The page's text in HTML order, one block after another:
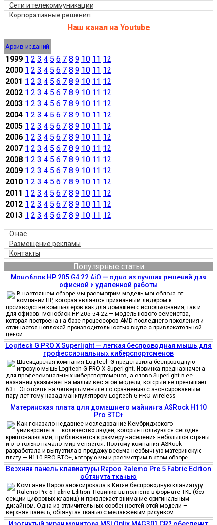
Сети и телекоммуникации
Корпоративные решения
Наш канал на Youtube
Архив изданий
1999 1 2 3 4 5 6 7 8 9 10 11 12
2000 1 2 3 4 5 6 7 8 9 10 11 12
2001 1 2 3 4 5 6 7 8 9 10 11 12
2002 1 2 3 4 5 6 7 8 9 10 11 12
2003 1 2 3 4 5 6 7 8 9 10 11 12
2004 1 2 3 4 5 6 7 8 9 10 11 12
2005 1 2 3 4 5 6 7 8 9 10 11 12
2006 1 2 3 4 5 6 7 8 9 10 11 12
2007 1 2 3 4 5 6 7 8 9 10 11 12
2008 1 2 3 4 5 6 7 8 9 10 11 12
2009 1 2 3 4 5 6 7 8 9 10 11 12
2010 1 2 3 4 5 6 7 8 9 10 11 12
2011 1 2 3 4 5 6 7 8 9 10 11 12
2012 1 2 3 4 5 6 7 8 9 10 11 12
2013 1 2 3 4 5 6 7 8 9 10 11 12
О нас
Размещение рекламы
Контакты
Популярные статьи
Моноблок HP 205 G4 22 AiO — одно из лучших решений для
офисной и удаленной работы
В настоящем обзоре мы рассмотрим модель моноблока от
компании HP, которая является признанным лидером в
производстве компьютеров как для домашнего использования, так и
для офисов. Моноблок HP 205 G4 22 — модель нового семейства,
которая построена на базе процессоров AMD последнего поколения и
отличается неплохой производительностью вкупе с привлекательной
ценой
Logitech G PRO X Superlight — легкая беспроводная мышь для
профессиональных киберспортсменов
Швейцарская компания Logitech G представила беспроводную
игровую мышь Logitech G PRO X Superlight. Новинка предназначена
для профессиональных киберспортсменов, а слово Superlight в ее
названии указывает на малый вес этой модели, который не превышает
63 г. Это почти на четверть меньше по сравнению с анонсированным
пару лет тому назад манипулятором Logitech G PRO Wireless
Материнская плата для домашнего майнинга ASRock H110
Pro BTC+
Как показало недавнее исследование Кембриджского
университета — количество людей, которые пользуются сегодня
криптовалютами, приближается к размеру населения небольшой страны
и это только начало, мир меняется. Поэтому компания ASRock
разработала и выпустила в продажу весьма необычную материнскую
плату — H110 PRO BTC+, которую мы и рассмотрим в этом обзоре
Верхняя панель клавиатуры Rapoo Ralemo Pre 5 Fabric Edition
обтянута тканью
Компания Rapoo анонсировала в Китае беспроводную клавиатуру
Ralemo Pre 5 Fabric Edition. Новинка выполнена в формате TKL (без
секции цифровых клавиш) и привлекает внимание оригинальным
дизайном. Одна из отличительных особенностей этой модели —
верхняя панель, обтянутая тканью с меланжевым рисунком